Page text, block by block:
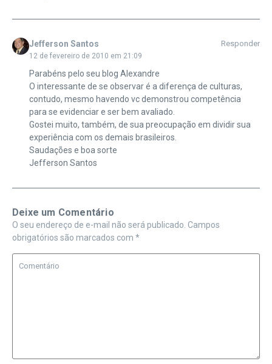
Jefferson Santos
12 de fevereiro de 2010 em 21:09
Responder
Parabéns pelo seu blog Alexandre
O interessante de se observar é a diferença de culturas,
contudo, mesmo havendo vc demonstrou competência
para se evidenciar e ser bem avaliado.
Gostei muito, também, de sua preocupação em dividir sua
experiência com os demais brasileiros.
Saudações e boa sorte
Jefferson Santos
Deixe um Comentário
O seu endereço de e-mail não será publicado. Campos
obrigatórios são marcados com *